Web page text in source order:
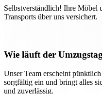
Selbstverständlich! Ihre Möbel
Transports über uns versichert.
Wie läuft der
Unser Team erscheint
sorgfältig ein und bringt alles
und zuverlässig.